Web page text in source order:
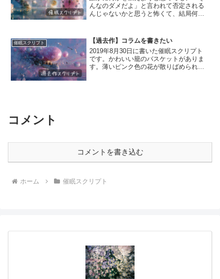
んなのダメだよ」と言われて否定される
んじゃないかと思うと怖くて、結局何も
ていた筆立てを思い出してもらしまし
た。そして、その筆立てには...
催眠スクリプト
【過去作】コラムを書きたい
2019年8月30日に書いた催眠スクリプト
です。かわいい籠のバスケットがありま
す。薄いピンク色の花が散りばめられた
コメント
コメントを書き込む
ホーム 催眠スクリプト